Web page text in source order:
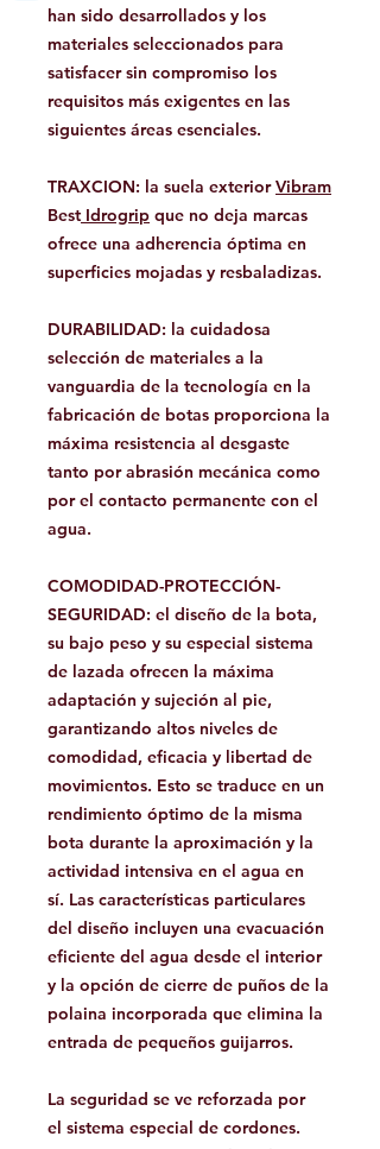
han sido desarrollados y los
materiales seleccionados para
satisfacer sin compromiso los
requisitos más exigentes en las
siguientes áreas esenciales.
TRAXCION: la suela exteriorVibram
Best Idrogrip que no deja marcas
ofrece una adherencia óptima en
superficies mojadas y resbaladizas.
DURABILIDAD: la cuidadosa
selección de materiales a la
vanguardia de la tecnología en la
fabricación de botas proporciona la
máxima resistencia al desgaste
tanto por abrasión mecánica como
por el contacto permanente con el
agua.
COMODIDAD-PROTECCIÓN-
SEGURIDAD: el diseño de la bota,
su bajo peso y su especial sistema
de lazada ofrecen la máxima
adaptación y sujeción al pie,
garantizando altos niveles de
comodidad, eficacia y libertad de
movimientos. Esto se traduce en un
rendimiento óptimo de la misma
bota durante la aproximación y la
actividad intensiva en el agua en
sí. Las características particulares
del diseño incluyen una evacuación
eficiente del agua desde el interior
y la opción de cierre de puños de la
polaina incorporada que elimina la
entrada de pequeños guijarros.
La seguridad se ve reforzada por
el sistema especial de cordones.